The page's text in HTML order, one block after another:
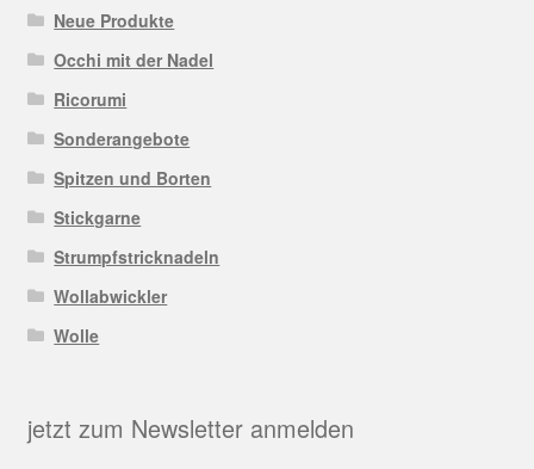
Neue Produkte
Occhi mit der Nadel
Ricorumi
Sonderangebote
Spitzen und Borten
Stickgarne
Strumpfstricknadeln
Wollabwickler
Wolle
jetzt zum Newsletter anmelden